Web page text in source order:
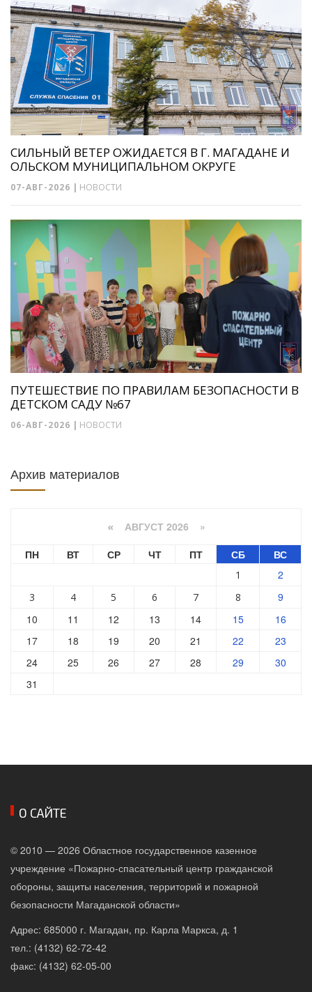
СИЛЬНЫЙ ВЕТЕР ОЖИДАЕТСЯ В Г. МАГАДАНЕ И
ОЛЬСКОМ МУНИЦИПАЛЬНОМ ОКРУГЕ
07-АВГ-2026 | НОВОСТИ
ПУТЕШЕСТВИЕ ПО ПРАВИЛАМ БЕЗОПАСНОСТИ В
ДЕТСКОМ САДУ №67
06-АВГ-2026 | НОВОСТИ
Архив материалов
« АВГУСТ 2026 »
ПН
ВТ СР ЧТ ПТ СБ ВС
1 2
3 4 5 6 7 8
9
10
11 12 13 14 15
16
17
18 19 20 21 22
23
24
25 26 27 28 29
30
31
О САЙТЕ
© 2010 — 2026 Областное государственное казенное
учреждение «Пожарно-спасательный центр гражданской
обороны, защиты населения, территорий и пожарной
безопасности Магаданской области»
Адрес: 685000 г. Магадан, пр. Карла Маркса, д. 1
тел.: (4132) 62-72-42
факс: (4132) 62-05-00